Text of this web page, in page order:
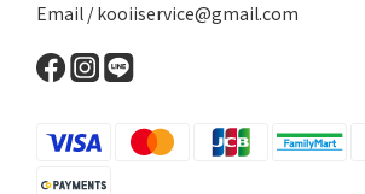
Email /kooiiservice@gmail.com